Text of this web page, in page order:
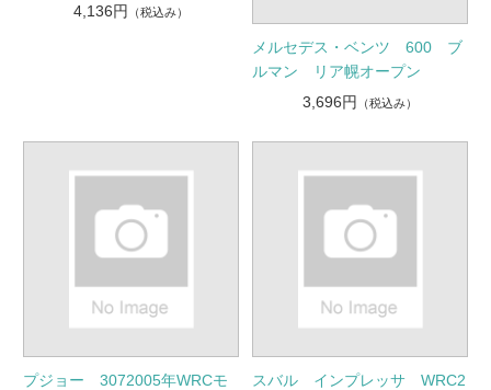
4,136円
（税込み）
メルセデス・ベンツ 600 ブ
ルマン リア幌オープン
3,696円
（税込み）
プジョー 3072005年WRCモ
スバル インプレッサ WRC2